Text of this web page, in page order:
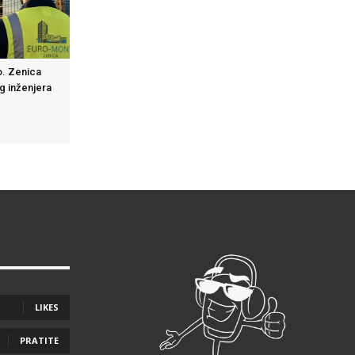
Zenica
inženjera
LIKES
PRATITE